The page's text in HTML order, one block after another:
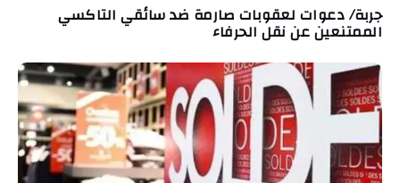
جربة/ دعوات لعقوبات صارمة ضد سائقي التاكسي
الممتنعين عن نقل الحرفاء